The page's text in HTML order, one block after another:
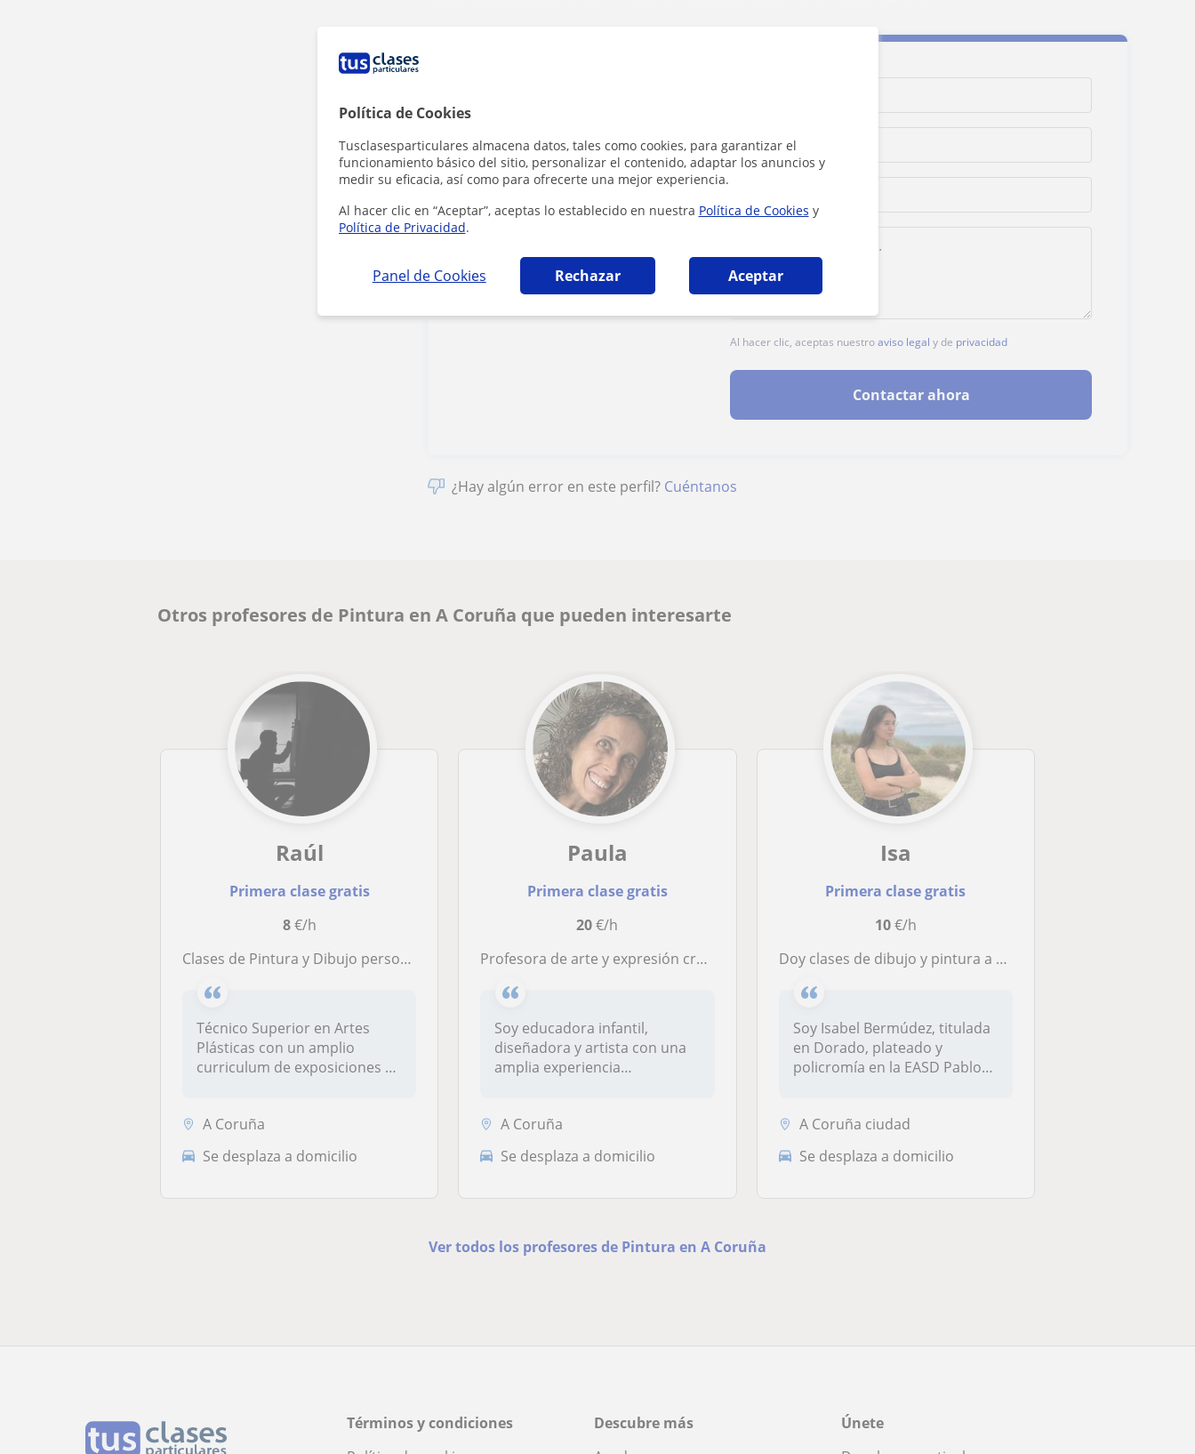
Política de Cookies
Tusclasesparticulares almacena datos, tales como cookies, para garantizar el
funcionamiento básico del sitio, personalizar el contenido, adaptar los anuncios y
medir su eficacia, así como para ofrecerte una mejor experiencia.
Al hacer clic en “Aceptar”, aceptas lo establecido en nuestra Política de Cookies y
Política de Privacidad.
Panel de Cookies Rechazar Aceptar
Tarifa 15€/h
Al hacer clic, aceptas nuestroaviso legal y de privacidad
Contactar ahora
¿Hay algún error en este perfil? Cuéntanos
Otros profesores de Pintura en A Coruña que pueden interesarte
Raúl
Primera clase gratis
8€/h
Clases de Pintura y Dibujo personalizadas adaptadas a todos los niveles de aprendizaje
Técnico Superior en Artes
Plásticas con un amplio
curriculum de exposiciones y
A Coruña
Se desplaza a domicilio
Paula
Primera clase gratis
20€/h
Profesora de arte y expresión creativa: doy clases de pintura, dibujo y manualidades para niños, jóvenes y adultos.
Soy educadora infantil,
diseñadora y artista con una
amplia experiencia
A Coruña
Se desplaza a domicilio
Isa
Primera clase gratis
10€/h
Doy clases de dibujo y pintura a domicilio en Coruña
Soy Isabel Bermúdez, titulada
en Dorado, plateado y
policromía en la EASD Pablo
A Coruña ciudad
Se desplaza a domicilio
Ver todos los profesores de Pintura en A Coruña
Términos y condiciones
Descubre más
Únete